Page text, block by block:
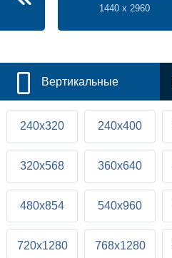
1440 x 2960
Вертикальные
240x320 240x400
320x568 360x640
480x854 540x960
720x1280 768x1280